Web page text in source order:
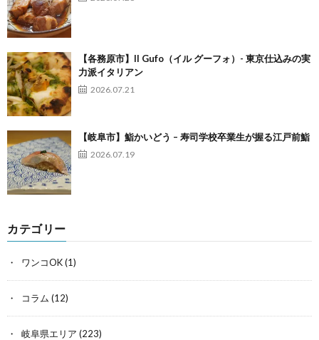
【各務原市】Il Gufo（イル グーフォ）- 東京仕込みの実
力派イタリアン
2026.07.21
【岐阜市】鮨かいどう – 寿司学校卒業生が握る江戸前鮨
2026.07.19
カテゴリー
ワンコOK(1)
コラム (12)
岐阜県エリア (223)